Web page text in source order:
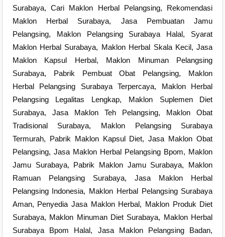
Surabaya, Cari Maklon Herbal Pelangsing, Rekomendasi
Maklon Herbal Surabaya, Jasa Pembuatan Jamu
Pelangsing, Maklon Pelangsing Surabaya Halal, Syarat
Maklon Herbal Surabaya, Maklon Herbal Skala Kecil, Jasa
Maklon Kapsul Herbal, Maklon Minuman Pelangsing
Surabaya, Pabrik Pembuat Obat Pelangsing, Maklon
Herbal Pelangsing Surabaya Terpercaya, Maklon Herbal
Pelangsing Legalitas Lengkap, Maklon Suplemen Diet
Surabaya, Jasa Maklon Teh Pelangsing, Maklon Obat
Tradisional Surabaya, Maklon Pelangsing Surabaya
Termurah, Pabrik Maklon Kapsul Diet, Jasa Maklon Obat
Pelangsing, Jasa Maklon Herbal Pelangsing Bpom, Maklon
Jamu Surabaya, Pabrik Maklon Jamu Surabaya, Maklon
Ramuan Pelangsing Surabaya, Jasa Maklon Herbal
Pelangsing Indonesia, Maklon Herbal Pelangsing Surabaya
Aman, Penyedia Jasa Maklon Herbal, Maklon Produk Diet
Surabaya, Maklon Minuman Diet Surabaya, Maklon Herbal
Surabaya Bpom Halal, Jasa Maklon Pelangsing Badan,